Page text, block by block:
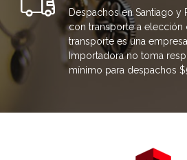
Despachos en Santiago y
con transporte a elección
transporte es una
Importadora no toma
mínimo para despachos